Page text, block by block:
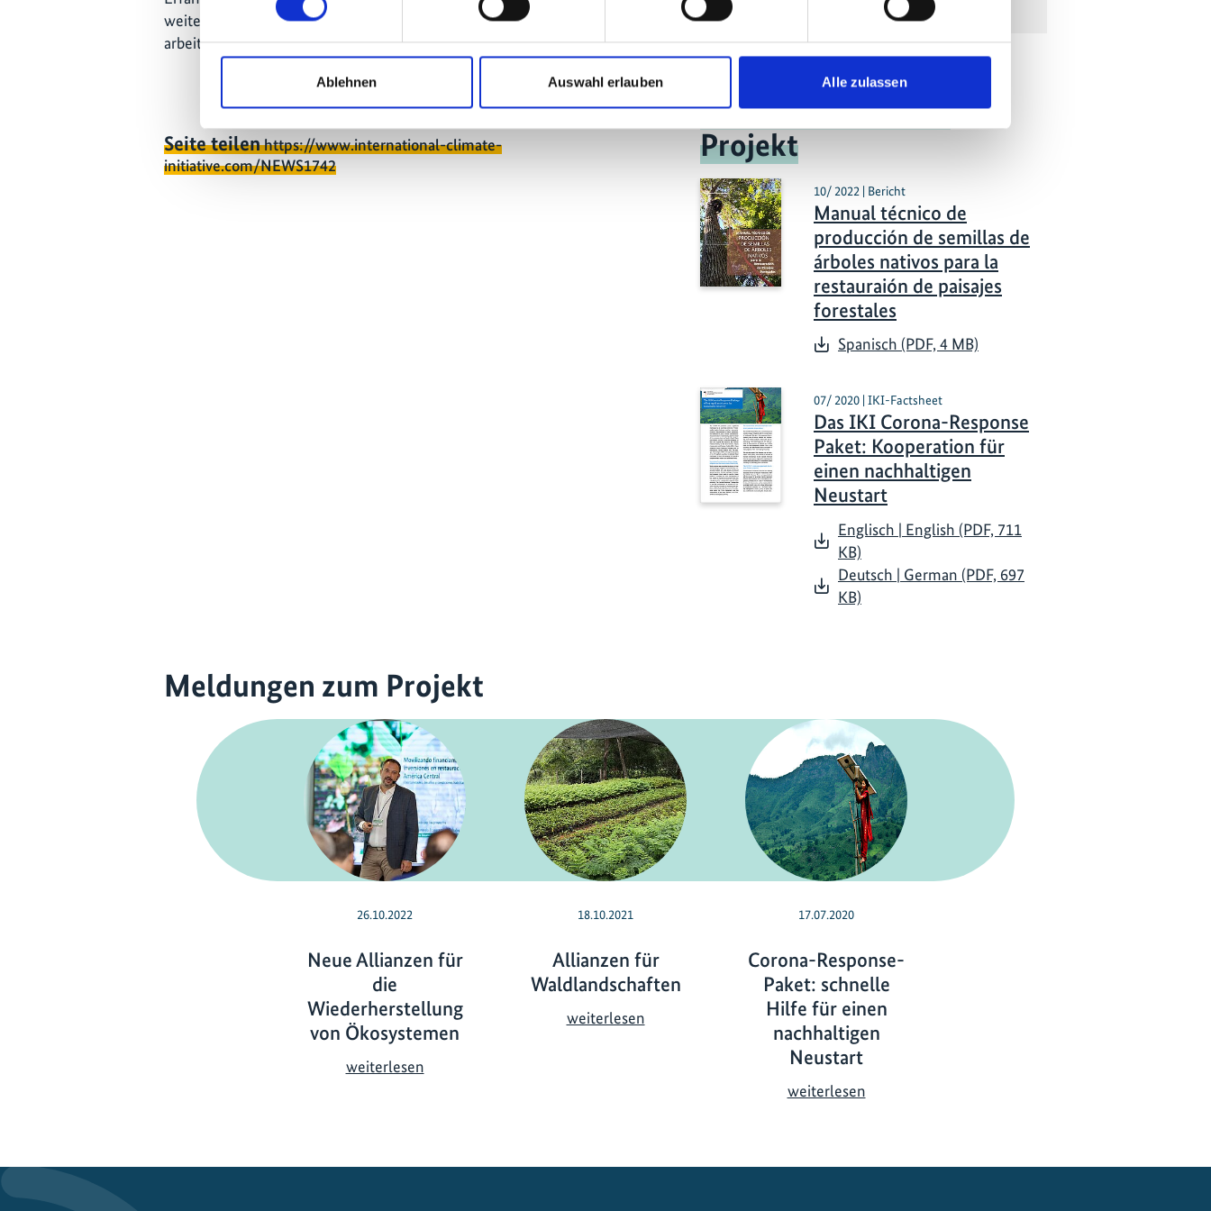
Ablehnen Auswahl erlauben Alle zulassen
weiteren Kreis von Finanzinstitutionen, die im Bereich FLR-Investitionen
arbeiten, zugänglich ist.
Seite teilenhttps://www.international-climate-
initiative.com/NEWS1742
Publikationen zum
Projekt
10/ 2022 | Bericht
Manual técnico de
producción de semillas de
árboles nativos para la
restauraión de paisajes
forestales
Spanisch (PDF, 4 MB)
07/ 2020 | IKI-Factsheet
Das IKI Corona-Response
Paket: Kooperation für
einen nachhaltigen
Neustart
Englisch | English (PDF, 711
KB)
Deutsch | German (PDF, 697
KB)
Meldungen zum Projekt
26.10.2022
Neue Allianzen für
die
Wiederherstellung
von Ökosystemen
weiterlesenN
18.10.2021
Allianzen für
Waldlandschaften
weiterlesenA
17.07.2020
Corona-Response-
Paket: schnelle
Hilfe für einen
nachhaltigen
Neustart
weiterlesenC